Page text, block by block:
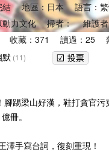
結 地區：日本 語言：
動力文化 掃者： 維護
收藏：371 讀過：25
默 (11)
踢梁山好漢，鞋打貪官污
冊。
澤手寫台詞，復刻重現！